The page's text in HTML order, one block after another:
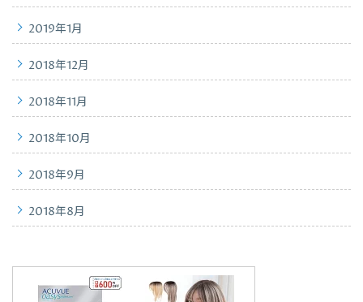
2019年1月
2018年12月
2018年11月
2018年10月
2018年9月
2018年8月